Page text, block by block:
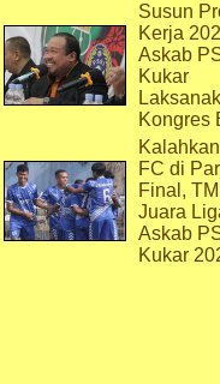
Susun
Kerja
Askab
Kukar
Kongres
FC di
Final,
Juara
Askab
Kukar